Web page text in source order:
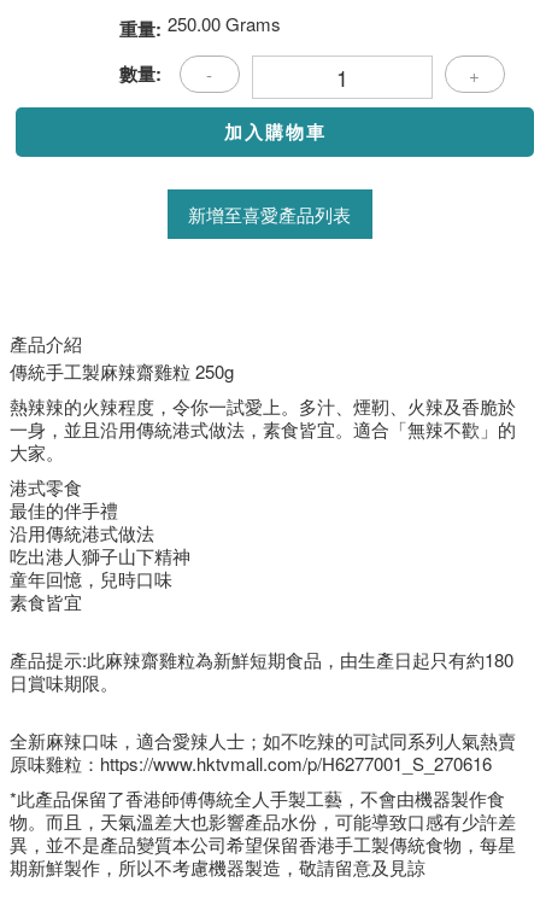
重量: 250.00 Grams
數量: - +
新增至喜愛產品列表
產品介紹
傳統手工製麻辣齋雞粒 250g
熱辣辣的火辣程度，令你一試愛上。多汁、煙靭、火辣及香脆於
一身，並且沿用傳統港式做法，素食皆宜。適合「無辣不歡」的
大家。
港式零食
最佳的伴手禮
沿用傳統港式做法
吃出港人獅子山下精神
童年回憶，兒時口味
素食皆宜
產品提示:此麻辣齋雞粒為新鮮短期食品，由生產日起只有約180
日賞味期限。
全新麻辣口味，適合愛辣人士；如不吃辣的可試同系列人氣熱賣
原味雞粒：https://www.hktvmall.com/p/H6277001_S_270616
*此產品保留了香港師傅傳統全人手製工藝，不會由機器製作食
物。而且，天氣溫差大也影響產品水份，可能導致口感有少許差
異，並不是產品變質本公司希望保留香港手工製傳統食物，每星
期新鮮製作，所以不考慮機器製造，敬請留意及見諒